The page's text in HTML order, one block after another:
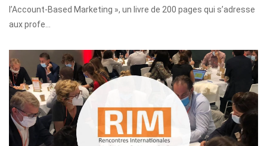
l’Account-Based Marketing », un livre de 200 pages qui s’adresse
aux profe…